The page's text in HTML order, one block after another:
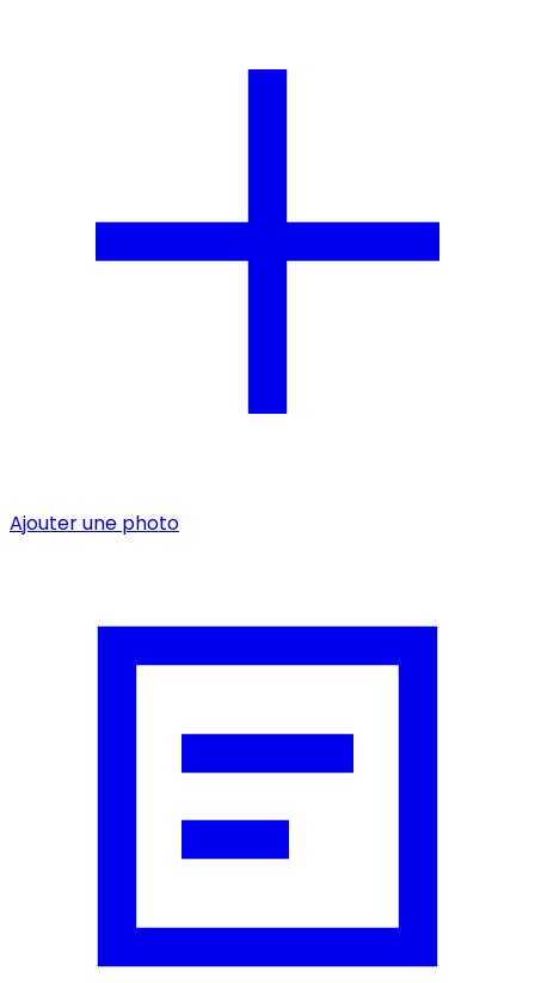
Ajouter une photo